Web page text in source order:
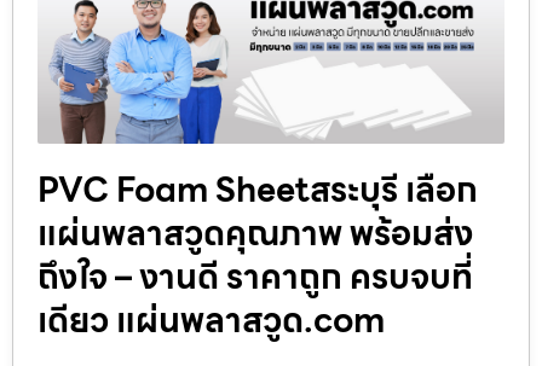
PVC Foam Sheetสระบุรี เลือก
แผ่นพลาสวูดคุณภาพ พร้อมส่ง
ถึงใจ – งานดี ราคาถูก ครบจบที่
เดียว แผ่นพลาสวูด.com